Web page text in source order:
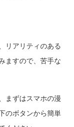
リアリティのある
ますので、苦手な
まずはスマホの漫
のボタンから簡単